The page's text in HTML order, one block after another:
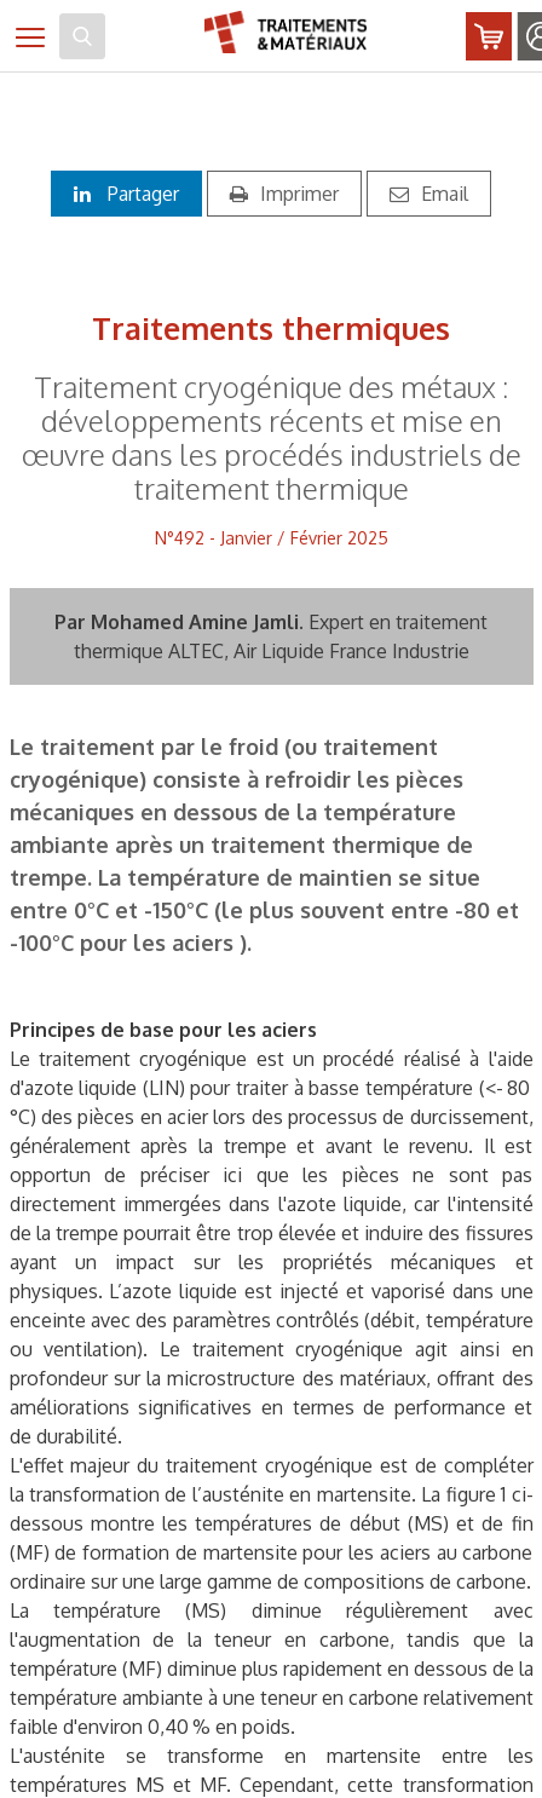
Toggle navigation
Partager Imprimer Email
Traitements thermiques
Traitement cryogénique des métaux :
développements récents et mise en
œuvre dans les procédés industriels de
traitement thermique
N°492 - Janvier / Février 2025
Par Mohamed Amine Jamli. Expert en traitement
thermique ALTEC, Air Liquide France Industrie
Le traitement par le froid (ou traitement
cryogénique) consiste à refroidir les pièces
mécaniques en dessous de la température
ambiante après un traitement thermique de
trempe. La température de maintien se situe
entre 0°C et -150°C (le plus souvent entre -80 et
-100°C pour les aciers ).
Principes de base pour les aciers
Le traitement cryogénique est un procédé réalisé à l'aide
d'azote liquide (LIN) pour traiter à basse température (<- 80
°C) des pièces en acier lors des processus de durcissement,
généralement après la trempe et avant le revenu. Il est
opportun de préciser ici que les pièces ne sont pas
directement immergées dans l'azote liquide, car l'intensité
de la trempe pourrait être trop élevée et induire des fissures
ayant un impact sur les propriétés mécaniques et
physiques. L’azote liquide est injecté et vaporisé dans une
enceinte avec des paramètres contrôlés (débit, température
ou ventilation). Le traitement cryogénique agit ainsi en
profondeur sur la microstructure des matériaux, offrant des
améliorations significatives en termes de performance et
de durabilité.
L'effet majeur du traitement cryogénique est de compléter
la transformation de l’austénite en martensite. La figure 1 ci-
dessous montre les températures de début (MS) et de fin
(MF) de formation de martensite pour les aciers au carbone
ordinaire sur une large gamme de compositions de carbone.
La température (MS) diminue régulièrement avec
l'augmentation de la teneur en carbone, tandis que la
température (MF) diminue plus rapidement en dessous de la
température ambiante à une teneur en carbone relativement
faible d'environ 0,40 % en poids.
L'austénite se transforme en martensite entre les
températures MS et MF. Cependant, cette transformation
Panneau de gestion des cookies